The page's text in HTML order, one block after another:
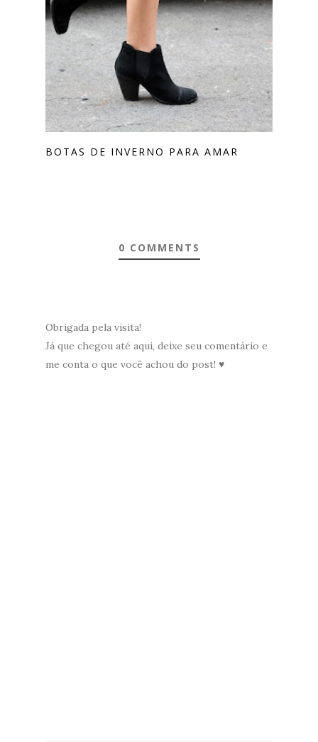
BOTAS DE INVERNO PARA AMAR
0 COMMENTS
Obrigada pela visita!
Já que chegou até aqui, deixe seu comentário e
me conta o que você achou do post! ♥